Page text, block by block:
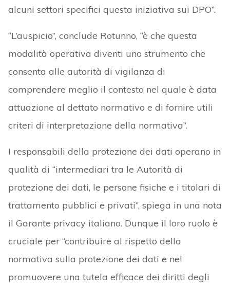
alcuni settori specifici questa iniziativa sui DPO”.
“L’auspicio”, conclude Rotunno, “è che questa
modalità operativa diventi uno strumento che
consenta alle autorità di vigilanza di
comprendere meglio il contesto nel quale è data
attuazione al dettato normativo e di fornire utili
criteri di interpretazione della normativa”.
I responsabili della protezione dei dati operano in
qualità di “intermediari tra le Autorità di
protezione dei dati, le persone fisiche e i titolari di
trattamento pubblici e privati”, spiega in una nota
il Garante privacy italiano. Dunque il loro ruolo è
cruciale per “contribuire al rispetto della
normativa sulla protezione dei dati e nel
promuovere una tutela efficace dei diritti degli